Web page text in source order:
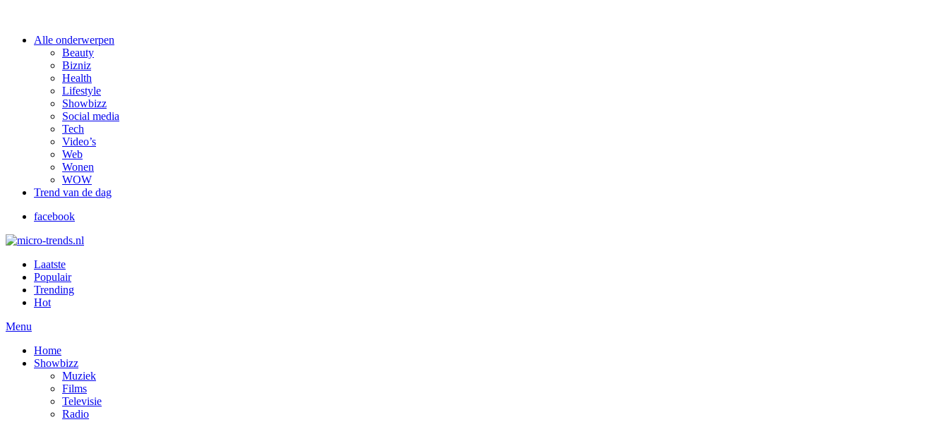
Alle onderwerpen
Beauty
Bizniz
Health
Lifestyle
Showbizz
Social media
Tech
Video’s
Web
Wonen
WOW
Trend van de dag
facebook
Laatste
Populair
Trending
Hot
Menu
Home
Showbizz
Muziek
Films
Televisie
Radio